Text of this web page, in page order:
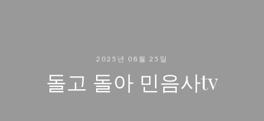
2025년 08월 25일
돌고 돌아 민음사tv